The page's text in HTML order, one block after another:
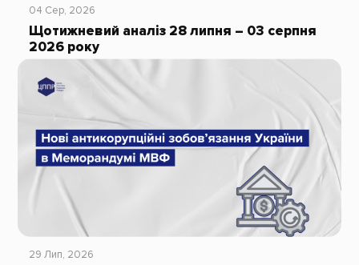
04 Сер, 2026
Щотижневий аналіз 28 липня – 03 серпня
2026 року
29 Лип, 2026